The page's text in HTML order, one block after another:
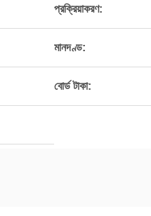
প্রক্রিয়াকরণ:
মানদণ্ড:
বোর্ড টাকা: